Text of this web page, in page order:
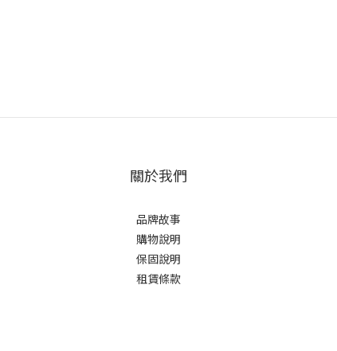
關於我們
品牌故事
購物說明
保固說明
租賃條款